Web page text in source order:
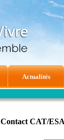
Actualités
Contact CAT/